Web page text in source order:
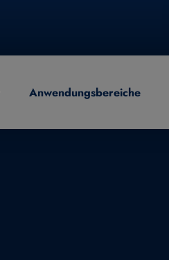
Anwendungsbereiche